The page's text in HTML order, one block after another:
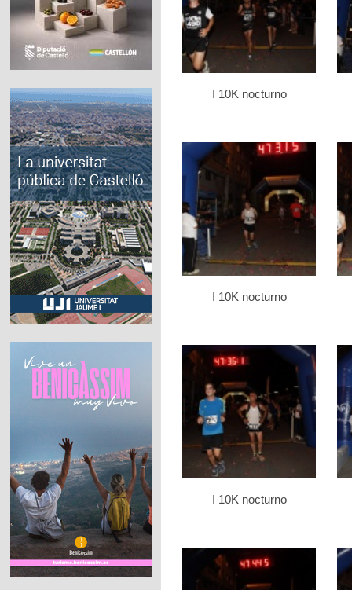
I 10K nocturno
I 10K nocturno
I 10K nocturno